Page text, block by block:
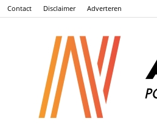
Contact Disclaimer Adverteren